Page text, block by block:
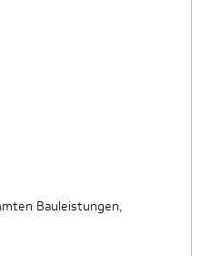
Bauleistungen,